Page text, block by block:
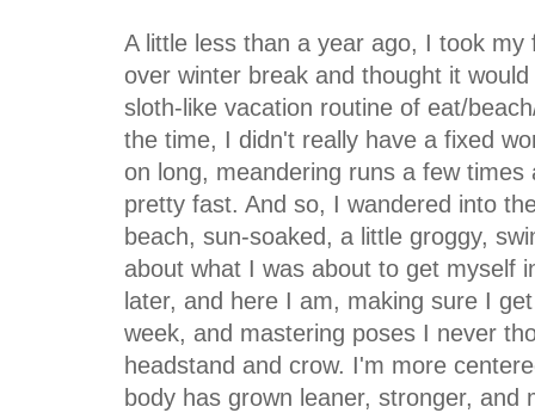
A little less than a year ago, I took
over winter break and thought it
sloth-like vacation routine of eat/
the time, I didn't really have a fixed
on long, meandering runs a few
pretty fast. And so, I wandered into
beach, sun-soaked, a little groggy,
about what I was about to get myself
later, and here I am, making sure I
week, and mastering poses I never
headstand and crow. I'm more
body has grown leaner, stronger,